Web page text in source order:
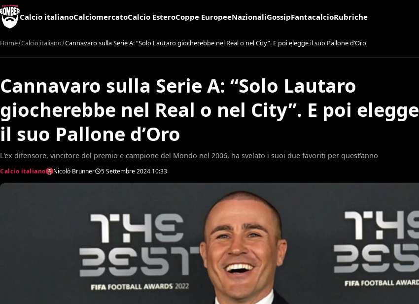
Calcio italianoCalciomercatoCalcio EsteroCoppe EuropeeNazionaliGossipFantacalcioRubriche
Home Calcio italiano Cannavaro sulla Serie A: “Solo Lautaro giocherebbe nel Real o nel City”. E poi elegge il suo Pallone d’Oro
Cannavaro sulla Serie A: “Solo Lautaro
giocherebbe nel Real o nel City”. E poi elegge
il suo Pallone d’Oro
L'ex difensore, vincitore del premio e campione del Mondo nel 2006, ha svelato i suoi due favoriti per quest'anno
Calcio italiano Nicolò Brunner 5 Settembre 2024 10:33